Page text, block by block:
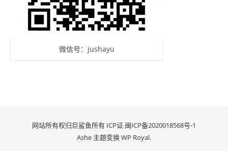
微信号：jushayu
网站所有权归巨鲨鱼所有 ICP证 闽ICP备2020018568号-1
Ashe 主题变换WP Royal.